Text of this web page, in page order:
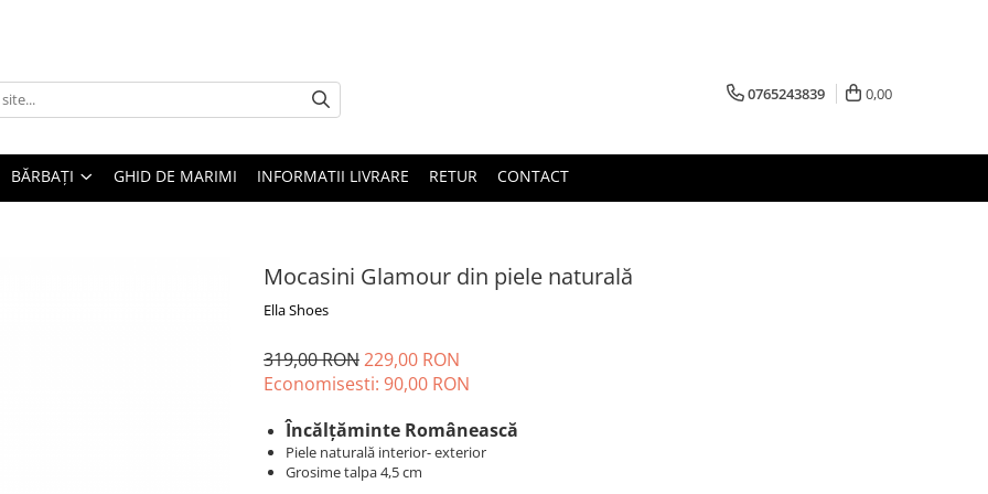
0765243839 0,00
BĂRBAȚI GHID DE MARIMI INFORMATII LIVRARE RETUR CONTACT
Mocasini Glamour din piele naturală
Ella Shoes
319,00 RON229,00 RON
Economisesti: 90,00 RON
Încălțăminte Românească
Piele naturală interior- exterior
Grosime talpa 4,5 cm